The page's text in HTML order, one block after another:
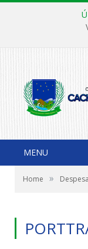
MENU
Home »